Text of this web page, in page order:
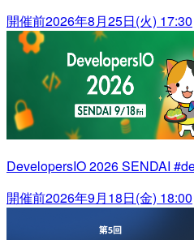
開催前2026年8月25日(火) 17:30
DevelopersIO 2026 SENDAI
開催前2026年9月18日(金) 18:00